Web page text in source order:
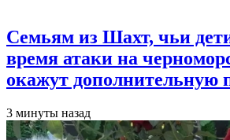
Семьям из Шахт, чьи
время атаки на
окажут дополнительную
3 минуты назад